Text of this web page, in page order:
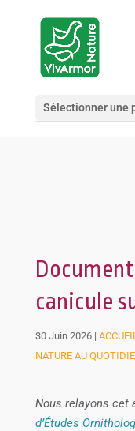
Sélectionner une
canicule
30 Juin 2026|
NATURE AU
Nous relayons cet
d’Études